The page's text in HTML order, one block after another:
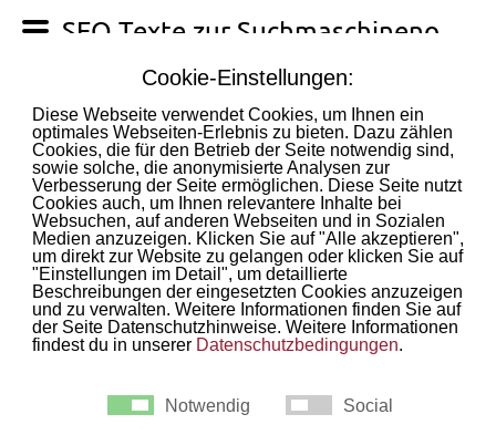
Tel.: +49 (0) 5842 677 99 72 Mobil: +49 (0) 151 4468 4073
WhatsApp)
info@hunde-webseiten.de
10 Jahre Webseitenerstellung für Hundefreunde!